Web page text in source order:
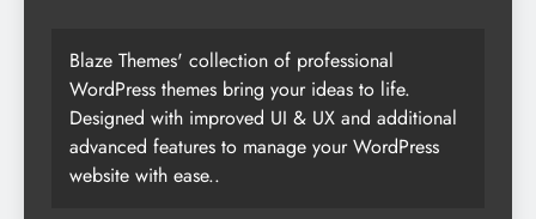
Blaze Themes' collection of professional
WordPress themes bring your ideas to life.
Designed with improved UI & UX and additional
advanced features to manage your WordPress
website with ease..